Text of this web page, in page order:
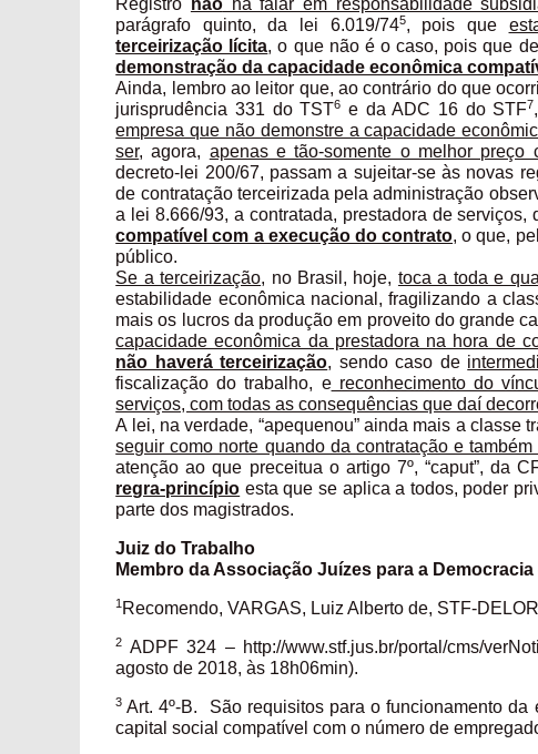
Registro nãohá falar em responsabilidade
parágrafo quinto, da lei 6.019/745, pois que
terceirização lícita, o que não é o caso, pois que
demonstração da capacidade econômica
Ainda, lembro ao leitor que, ao contrário do que
jurisprudência 331 do TST6 e da ADC 16 do STF7
empresa que não demonstre a capacidade
ser, agora, apenas e tão-somente o melhor preço
decreto-lei 200/67, passam a sujeitar-se às novas
de contratação terceirizada pela administração
a lei 8.666/93, a contratada, prestadora de serviços,
compatível com a execução do contrato, o que,
público.
Se a terceirização, no Brasil, hoje, toca a toda e
estabilidade econômica nacional, fragilizando a
mais os lucros da produção em proveito do grande
capacidade econômica da prestadora na hora de
não haverá terceirização, sendo caso de
fiscalização do trabalho, ereconhecimento do
serviços, com todas as consequências que daí
A lei, na verdade, “apequenou” ainda mais a classe
seguir como norte quando da contratação e
atenção ao que preceitua o artigo 7º, “caput”, da
regra-princípio esta que se aplica a todos, poder
parte dos magistrados.
Juiz do Trabalho
Membro da Associação Juízes para a Democracia
1 Recomendo, VARGAS, Luiz Alberto de, STF-
2 ADPF 324 – http://www.stf.jus.br/portal/cms/
agosto de 2018, às 18h06min).
3 Art. 4º-B. São requisitos para o funcionamento
capital social compatível com o número de